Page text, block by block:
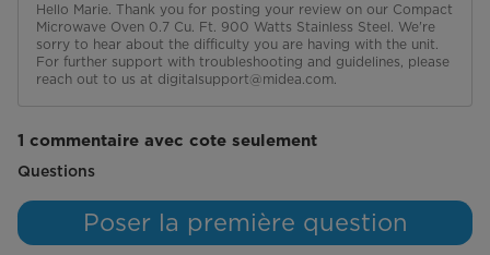
Hello Marie. Thank you for posting your review on our Compact
Microwave Oven 0.7 Cu. Ft. 900 Watts Stainless Steel. We're
sorry to hear about the difficulty you are having with the unit.
For further support with troubleshooting and guidelines, please
reach out to us at digitalsupport@midea.com.
1 commentaire avec cote seulement
Aucune question n'a été posée sur ce produit.
Questions
Poser la première question